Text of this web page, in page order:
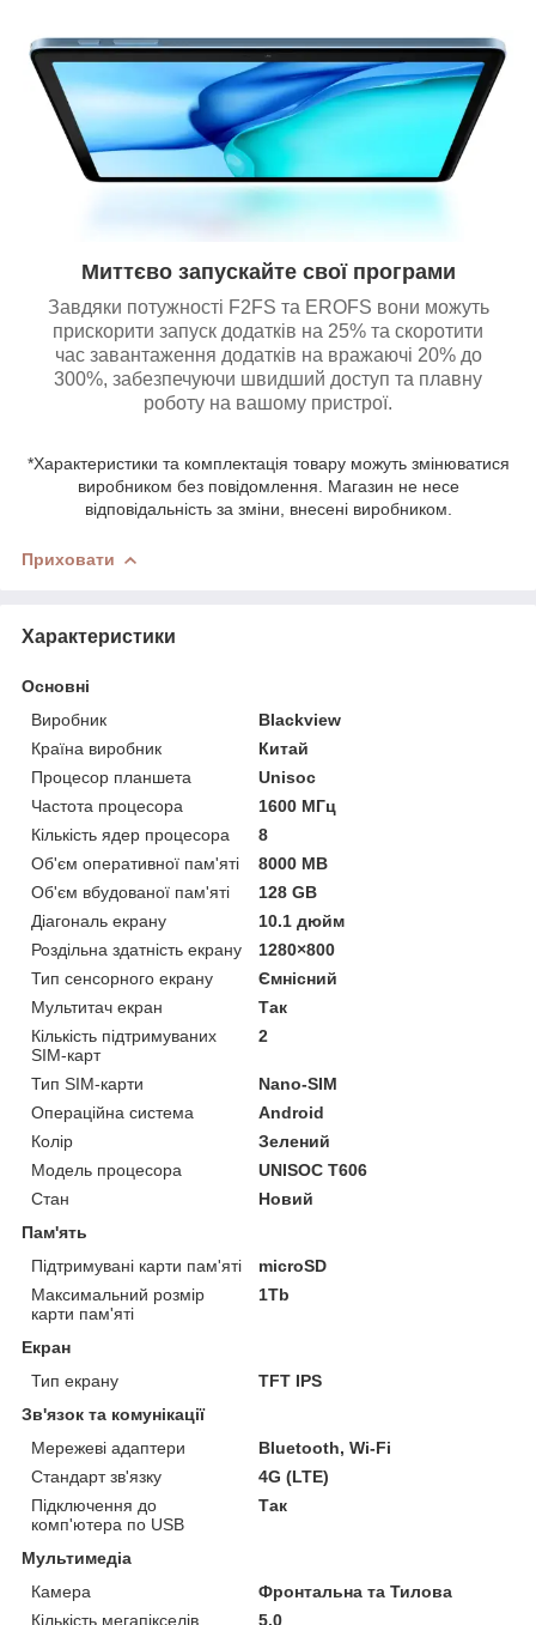
Миттєво запускайте свої програми
Завдяки потужності F2FS та EROFS вони можуть
прискорити запуск додатків на 25% та скоротити
час завантаження додатків на вражаючі 20% до
300%, забезпечуючи швидший доступ та плавну
роботу на вашому пристрої.
*Характеристики та комплектація товару можуть змінюватися
виробником без повідомлення. Магазин не несе
відповідальність за зміни, внесені виробником.
Приховати
Характеристики
Основні
Виробник
Blackview
Країна виробник
Китай
Процесор планшета
Unisoc
Частота процесора
1600 МГц
Кількість ядер процесора
8
Об'єм оперативної пам'яті
8000 MB
Об'єм вбудованої пам'яті
128 GB
Діагональ екрану
10.1 дюйм
Роздільна здатність екрану
1280×800
Тип сенсорного екрану
Ємнісний
Мультитач екран
Так
Кількість підтримуваних
SIM-карт
2
Тип SIM-карти
Nano-SIM
Операційна система
Android
Колір
Зелений
Модель процесора
UNISOC T606
Стан
Новий
Пам'ять
Підтримувані карти пам'яті
microSD
Максимальний розмір
карти пам'яті
1Tb
Екран
Тип екрану
TFT IPS
Зв'язок та комунікації
Мережеві адаптери
Bluetooth, Wi-Fi
Стандарт зв'язку
4G (LTE)
Підключення до
комп'ютера по USB
Так
Мультимедіа
Камера
Фронтальна та Тилова
Кількість мегапікселів
5.0